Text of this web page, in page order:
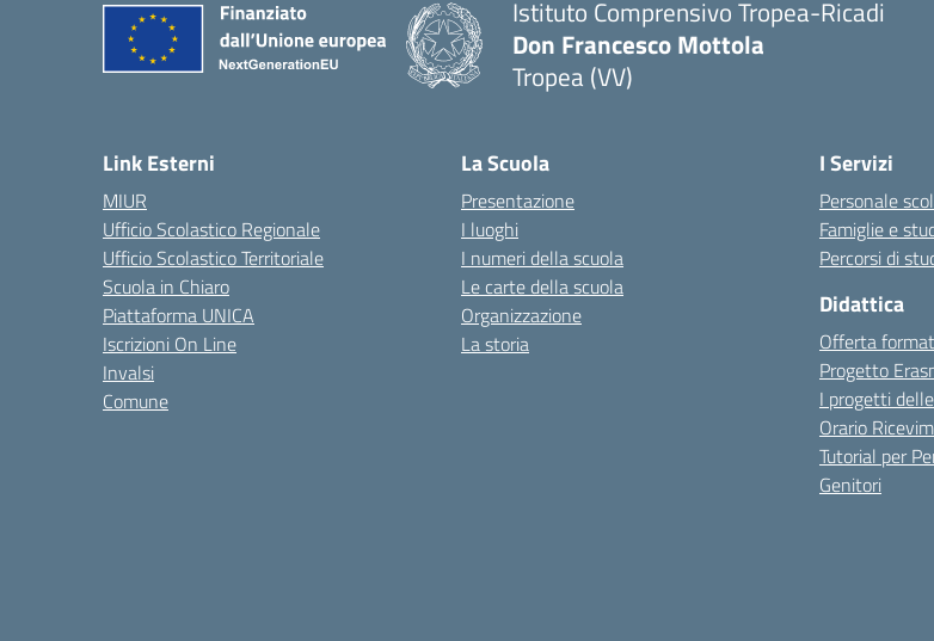
Istituto Comprensivo Tropea-Ricadi
Don Francesco Mottola
Tropea (VV)
Link Esterni
MIUR
Ufficio Scolastico Regionale
Ufficio Scolastico Territoriale
Scuola in Chiaro
Piattaforma UNICA
Iscrizioni On Line
Invalsi
Comune
La Scuola
Presentazione
I luoghi
I numeri della scuola
Le carte della scuola
Organizzazione
La storia
I Servizi
Personale
Famiglie e
Percorsi di
Didattica
Offerta
Progetto
I progetti
Orario
Tutorial per
Genitori